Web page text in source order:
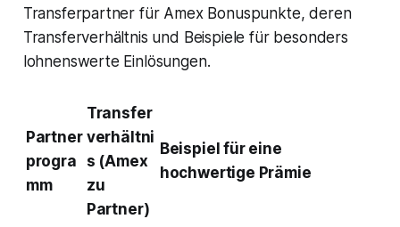
Transferpartner für Amex Bonuspunkte, deren
Transferverhältnis und Beispiele für besonders
lohnenswerte Einlösungen.
Partner
progra
mm
Transfer
verhältni
s (Amex
zu
Partner)
Beispiel für eine
hochwertige Prämie